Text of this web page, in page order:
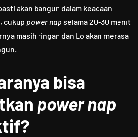
akan bangun dalam keadaan
cukup power nap selama 20-30 menit
masih ringan dan Lo akan merasa
bisa
power nap